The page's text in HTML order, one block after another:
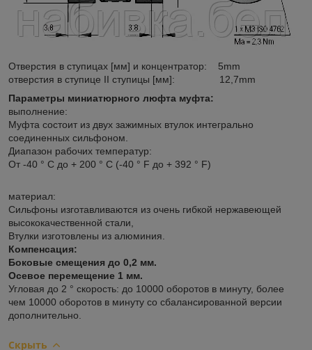
Отверстия в ступицах [мм] и концентратор: 5mm
отверстия в ступице II ступицы [мм]: 12,7mm
Параметры миниатюрного люфта муфта:
выполнение:
Муфта состоит из двух зажимных втулок интегрально
соединенных сильфоном.
Диапазон рабочих температур:
От -40 ° C до + 200 ° С (-40 ° F до + 392 ° F)
материал:
Сильфоны изготавливаются из очень гибкой нержавеющей
высококачественной стали,
Втулки изготовлены из алюминия.
Компенсация:
Боковые смещения до 0,2 мм.
Осевое перемещение 1 мм.
Угловая до 2 ° скорость: до 10000 оборотов в минуту, более
чем 10000 оборотов в минуту со сбалансированной версии
дополнительно.
Скрыть